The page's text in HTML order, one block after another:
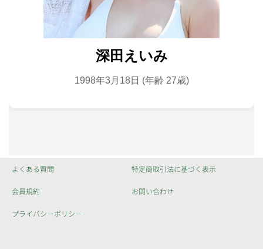
よくある質問 特定商取引法に基づく表示
会員規約 お問い合わせ
プライバシーポリシー